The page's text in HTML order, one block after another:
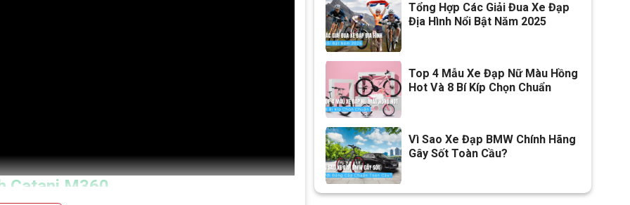
Catani M360
Tổng Hợp Các Giải Đua Xe Đạp
Địa Hình Nổi Bật Năm 2025
Top 4 Mẫu Xe Đạp Nữ Màu Hồng
Hot Và 8 Bí Kíp Chọn Chuẩn
Vì Sao Xe Đạp BMW Chính Hãng
Gây Sốt Toàn Cầu?